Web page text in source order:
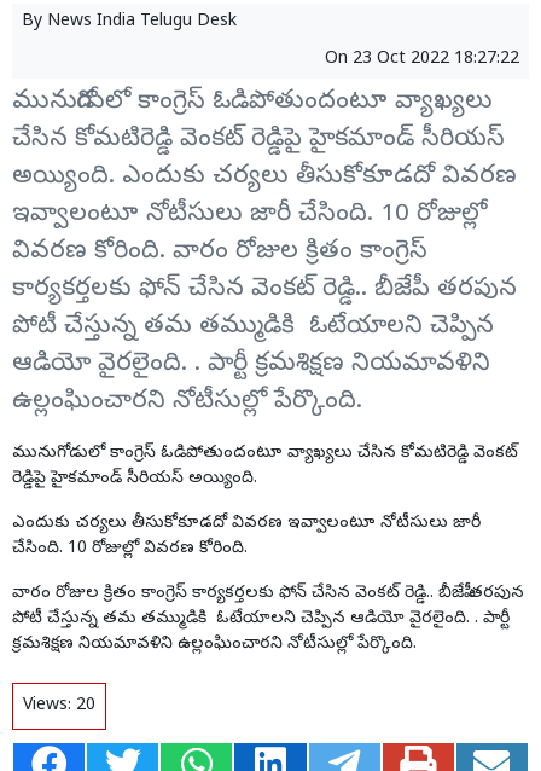
By News India Telugu Desk
On 23 Oct 2022 18:27:22
మునుగోడులో కాంగ్రెస్ ఓడిపోతుందంటూ వ్యాఖ్యలు
చేసిన కోమటిరెడ్డి వెంకట్ రెడ్డిపై హైకమాండ్ సీరియస్
అయ్యింది. ఎందుకు చర్యలు తీసుకోకూడదో వివరణ
ఇవ్వాలంటూ నోటీసులు జారీ చేసింది. 10 రోజుల్లో
వివరణ కోరింది. వారం రోజుల క్రితం కాంగ్రెస్
కార్యకర్తలకు ఫోన్ చేసిన వెంకట్ రెడ్డి.. బీజేపీ తరపున
పోటీ చేస్తున్న తమ తమ్ముడికి ఓటేయాలని చెప్పిన
ఆడియో వైరలైంది. . పార్టీ క్రమశిక్షణ నియమావళిని
ఉల్లంఘించారని నోటీసుల్లో పేర్కొంది.
మునుగోడులో కాంగ్రెస్ ఓడిపోతుందంటూ వ్యాఖ్యలు చేసిన కోమటిరెడ్డి వెంకట్
రెడ్డిపై హైకమాండ్ సీరియస్ అయ్యింది.
ఎందుకు చర్యలు తీసుకోకూడదో వివరణ ఇవ్వాలంటూ నోటీసులు జారీ
చేసింది. 10 రోజుల్లో వివరణ కోరింది.
వారం రోజుల క్రితం కాంగ్రెస్ కార్యకర్తలకు ఫోన్ చేసిన వెంకట్ రెడ్డి.. బీజేపీ తరపున
పోటీ చేస్తున్న తమ తమ్ముడికి ఓటేయాలని చెప్పిన ఆడియో వైరలైంది. . పార్టీ
క్రమశిక్షణ నియమావళిని ఉల్లంఘించారని నోటీసుల్లో పేర్కొంది.
Views: 20